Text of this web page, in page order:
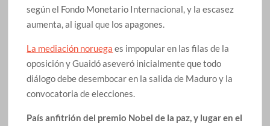
según el Fondo Monetario Internacional, y la escasez
aumenta, al igual que los apagones.
La mediación noruega es impopular en las filas de la
oposición y Guaidó aseveró inicialmente que todo
diálogo debe desembocar en la salida de Maduro y la
convocatoria de elecciones.
País anfitrión del premio Nobel de la paz, y lugar en el